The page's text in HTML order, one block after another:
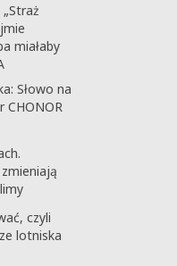
miałaby
Słowo na
CHONOR
czyli
lotniska